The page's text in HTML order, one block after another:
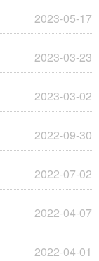
2023-05-17
2023-03-23
2023-03-02
2022-09-30
2022-07-02
2022-04-07
2022-04-01